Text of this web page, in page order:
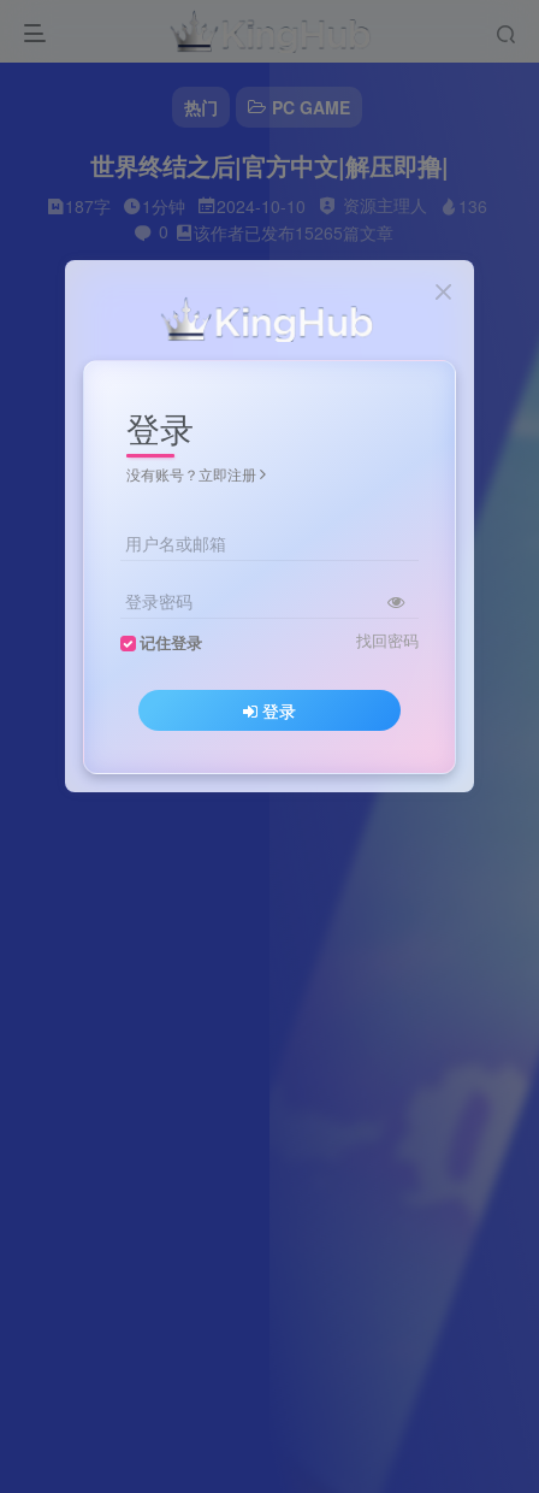
热门 PC GAME
世界终结之后|官方中文|解压即撸|
187字 1分钟 2024-10-10 资源主理人
136
0
该作者已发布15265篇文章
登录
没有账号？立即注册
用户名或邮箱
登录密码
记住登录 找回密码
登录